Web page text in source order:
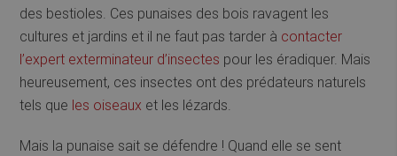
des bestioles. Ces punaises des bois ravagent les
cultures et jardins et il ne faut pas tarder à contacter
l’expert exterminateur d’insectes pour les éradiquer. Mais
heureusement, ces insectes ont des prédateurs naturels
tels que les oiseaux et les lézards.
Mais la punaise sait se défendre ! Quand elle se sent